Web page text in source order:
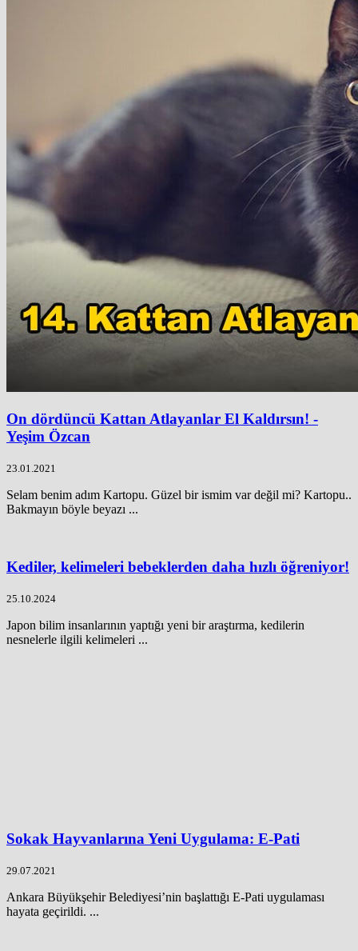
On dördüncü Kattan Atlayanlar El Kaldırsın! -
Yeşim Özcan
23.01.2021
Selam benim adım Kartopu. Güzel bir ismim var değil mi? Kartopu..
Bakmayın böyle beyazı ...
Kediler, kelimeleri bebeklerden daha hızlı öğreniyor!
25.10.2024
Japon bilim insanlarının yaptığı yeni bir araştırma, kedilerin
nesnelerle ilgili kelimeleri ...
Sokak Hayvanlarına Yeni Uygulama: E-Pati
29.07.2021
Ankara Büyükşehir Belediyesi’nin başlattığı E-Pati uygulaması
hayata geçirildi. ...